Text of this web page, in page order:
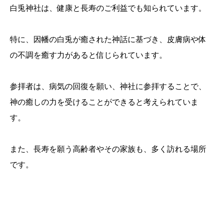
白兎神社は、健康と長寿のご利益でも知られています。
特に、因幡の白兎が癒された神話に基づき、皮膚病や体
の不調を癒す力があると信じられています。
参拝者は、病気の回復を願い、神社に参拝することで、
神の癒しの力を受けることができると考えられていま
す。
また、長寿を願う高齢者やその家族も、多く訪れる場所
です。